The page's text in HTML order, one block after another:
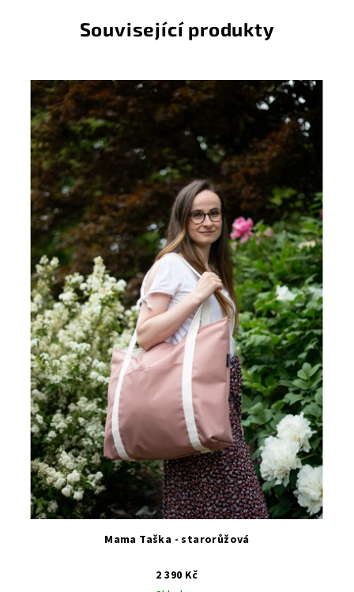
Související produkty
Mama Taška - starorůžová
2 390 Kč